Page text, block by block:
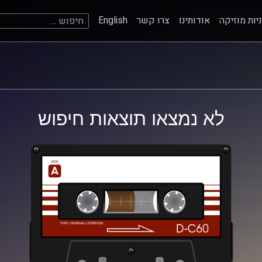
מוזיקה אודותינו צרו קשר English חיפוש:
לא נמצאו תוצאות חיפוש